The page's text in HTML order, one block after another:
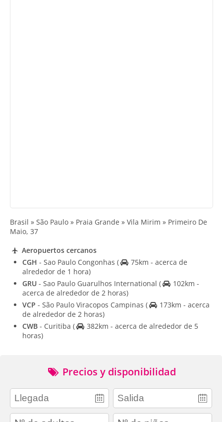
Brasil » São Paulo » Praia Grande » Vila Mirim » Primeiro De
Maio, 37
Aeropuertos cercanos
CGH - Sao Paulo Congonhas (
75km - acerca de
alrededor de 1 hora)
GRU - Sao Paulo Guarulhos International (
102km -
acerca de alrededor de 2 horas)
VCP - São Paulo Viracopos Campinas (
173km - acerca
de alrededor de 2 horas)
CWB - Curitiba (
382km - acerca de alrededor de 5
horas)
Precios y disponibilidad
adults children